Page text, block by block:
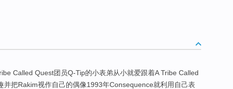
Called Quest团员Q-Tip的小表弟从小就爱跟着A Tribe Called
把Rakim视作自己的偶像1993年Consequence就利用自己表